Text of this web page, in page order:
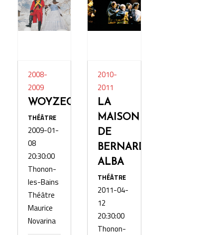
2008-
2009
WOYZECK
THÉÂTRE
2009-01-
08
20:30:00
Thonon-
les-Bains
Théâtre
Maurice
Novarina
2010-
2011
LA
MAISON
DE
BERNARDA
ALBA
THÉÂTRE
2011-04-
12
20:30:00
Thonon-